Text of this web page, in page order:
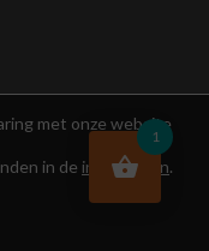
met onze website
in de instellingen.
1